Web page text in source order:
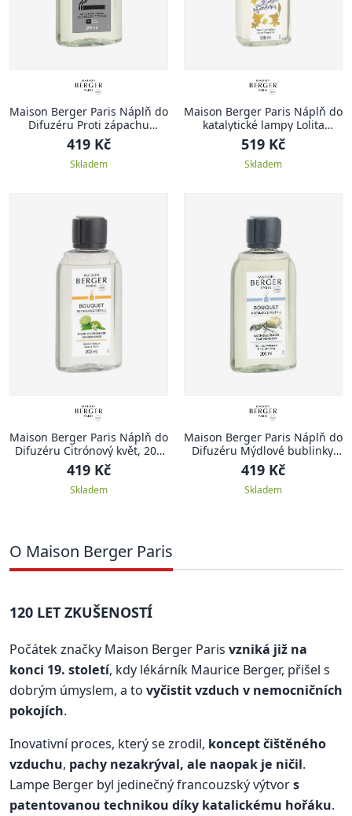
Maison Berger Paris Náplň do
Difuzéru Proti zápachu
tabáku – Dřevitá vůně, 200 ml
419 Kč
Skladem
Maison Berger Paris Náplň do
katalytické lampy Lolita
Lempicka, 500 ml
519 Kč
Skladem
Maison Berger Paris Náplň do
Difuzéru Citrónový květ, 200
ml
419 Kč
Skladem
Maison Berger Paris Náplň do
Difuzéru Mýdlové bublinky,
200 ml
419 Kč
Skladem
O Maison Berger Paris
120 LET ZKUŠENOSTÍ
Počátek značky Maison Berger Paris vzniká již na
konci 19. století, kdy lékárník Maurice Berger, přišel s
dobrým úmyslem, a to vyčistit vzduch v nemocničních
pokojích.
Inovativní proces, který se zrodil, koncept čištěného
vzduchu, pachy nezakrýval, ale naopak je ničil.
Lampe Berger byl jedinečný francouzský výtvors
patentovanou technikou díky katalickému hořáku.